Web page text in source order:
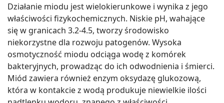
Działanie miodu jest wielokierunkowe i wynika z jego
właściwości fizykochemicznych. Niskie pH, wahające
się w granicach 3.2-4.5, tworzy środowisko
niekorzystne dla rozwoju patogenów. Wysoka
osmotyczność miodu odciąga wodę z komórek
bakteryjnych, prowadząc do ich odwodnienia i śmierci.
Miód zawiera również enzym oksydazę glukozową,
która w kontakcie z wodą produkuje niewielkie ilości